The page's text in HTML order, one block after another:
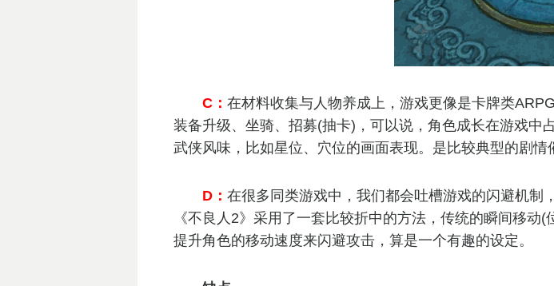
C： 在材料收集与人物养成上，游戏更像是卡牌类
装备升级、坐骑、招募(抽卡)，可以说，角色成长在游戏中
武侠风味，比如星位、穴位的画面表现。是比较典型的剧情
D： 在很多同类游戏中，我们都会吐槽游戏的闪避机制
《不良人2》采用了一套比较折中的方法，传统的瞬间移动
提升角色的移动速度来闪避攻击，算是一个有趣的设定。